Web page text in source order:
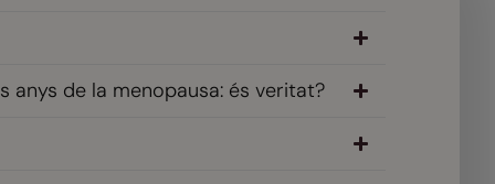
anys de la menopausa: és veritat?